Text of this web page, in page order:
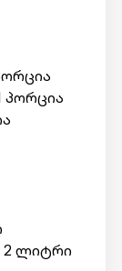
პორცია
2 ლიტრი